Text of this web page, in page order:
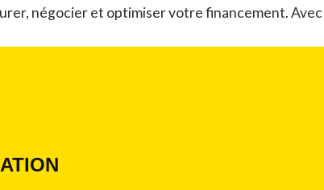
négocier et optimiser votre financement.